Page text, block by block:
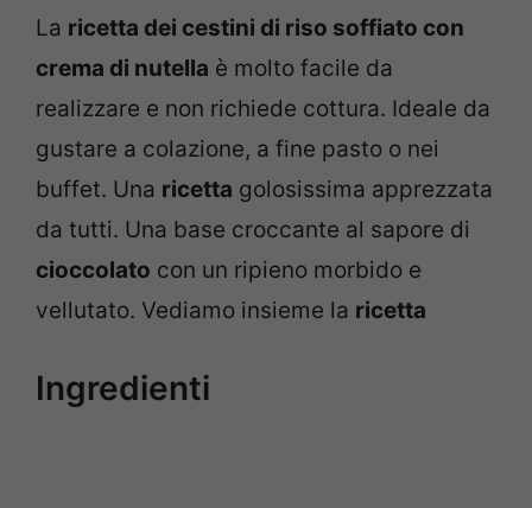
La ricetta dei cestini di riso soffiato con
crema di nutella è molto facile da
realizzare e non richiede cottura. Ideale da
gustare a colazione, a fine pasto o nei
buffet. Una ricetta golosissima apprezzata
da tutti. Una base croccante al sapore di
cioccolato con un ripieno morbido e
vellutato. Vediamo insieme la ricetta
Ingredienti